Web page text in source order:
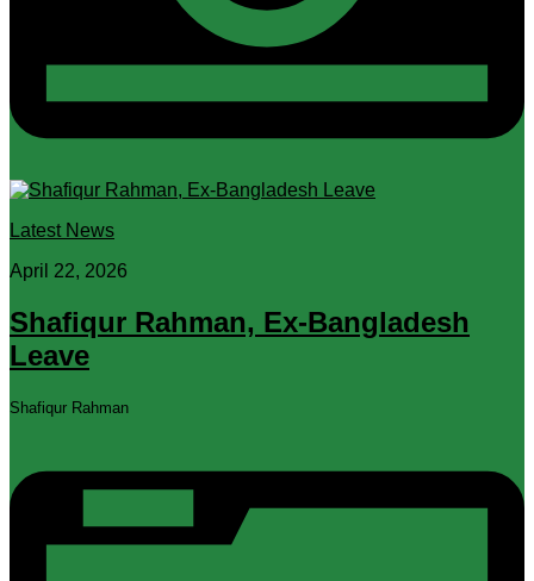
Latest News
April 22, 2026
Shafiqur Rahman, Ex-Bangladesh
Leave
Shafiqur Rahman